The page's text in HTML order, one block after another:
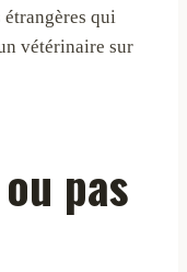
étrangères qui
vétérinaire sur
pas